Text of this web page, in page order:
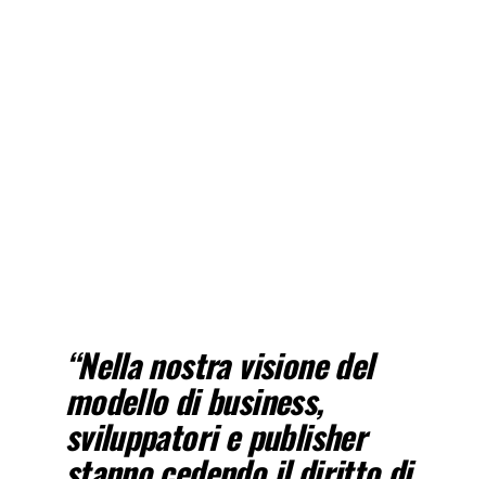
“Nella nostra visione del
modello di business,
sviluppatori e publisher